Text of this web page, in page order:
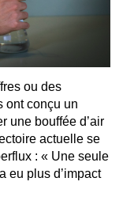
ou des
ont conçu un
une bouffée d’air
actuelle se
: « Une seule
eu plus d’impact